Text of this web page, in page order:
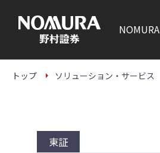
本
NOMURA
トップ ソリューション・サービス
東証